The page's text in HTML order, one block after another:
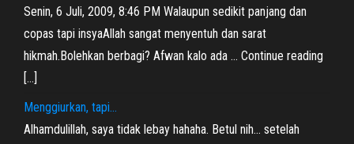
Senin, 6 Juli, 2009, 8:46 PM Walaupun sedikit panjang dan
copas tapi insyaAllah sangat menyentuh dan sarat
hikmah.Bolehkan berbagi? Afwan kalo ada … Continue reading
[…]
Menggiurkan, tapi…
Alhamdulillah, saya tidak lebay hahaha. Betul nih… setelah